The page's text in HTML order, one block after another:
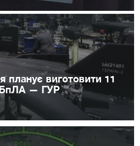
планує виготовити 11
БпЛА — ГУР